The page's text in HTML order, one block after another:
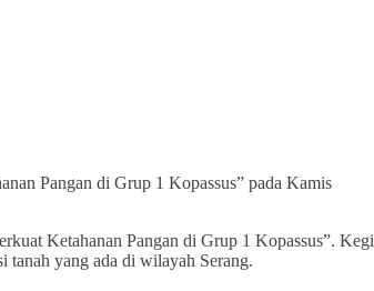
Pangan di Grup 1 Kopassus” pada Kamis
Ketahanan Pangan di Grup 1 Kopassus”.
tanah yang ada di wilayah Serang.